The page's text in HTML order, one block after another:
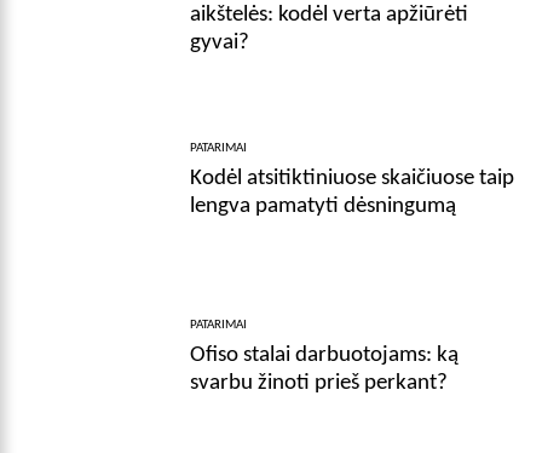
aikštelės: kodėl verta apžiūrėti
gyvai?
PATARIMAI
Kodėl atsitiktiniuose skaičiuose taip
lengva pamatyti dėsningumą
PATARIMAI
Ofiso stalai darbuotojams: ką
svarbu žinoti prieš perkant?